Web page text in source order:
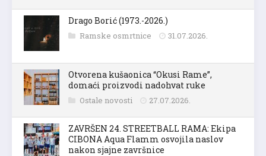
Drago Borić (1973.-2026.)
Ramske osmrtnice 31.07.2026.
Otvorena kušaonica “Okusi Rame”,
domaći proizvodi nadohvat ruke
Ostale novosti 27.07.2026.
ZAVRŠEN 24. STREETBALL RAMA: Ekipa
CIBONA Aqua Flamm osvojila naslov
nakon sjajne završnice